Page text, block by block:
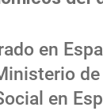
en
en